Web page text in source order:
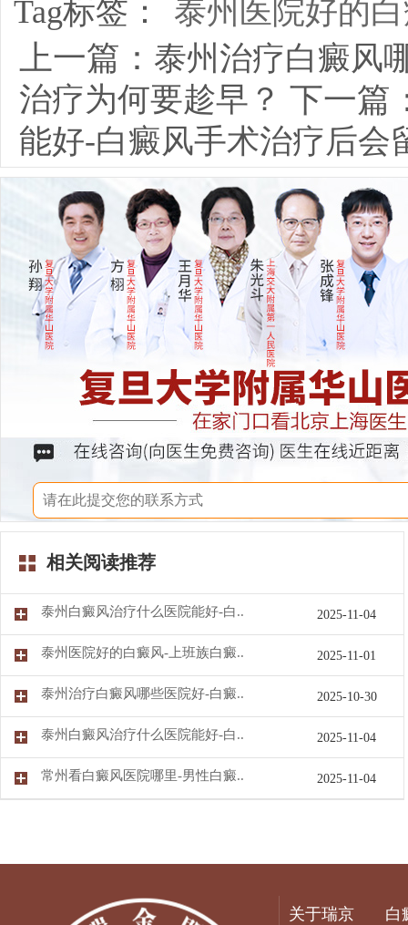
Tag标签： 泰州医院好的
上一篇： 泰州治疗白癜风
治疗为何要趁早？ 下一篇
能好-白癜风手术治疗后会
相关阅读推荐
泰州白癜风治疗什么医院能好-白.. 2025-11-04
泰州医院好的白癜风-上班族白癜.. 2025-11-01
泰州治疗白癜风哪些医院好-白癜.. 2025-10-30
泰州白癜风治疗什么医院能好-白.. 2025-11-04
常州看白癜风医院哪里-男性白癜.. 2025-11-04
关于瑞京 白